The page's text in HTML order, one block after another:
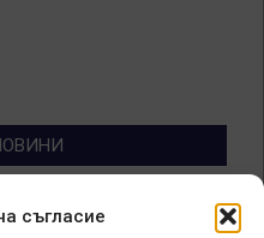
съгласие